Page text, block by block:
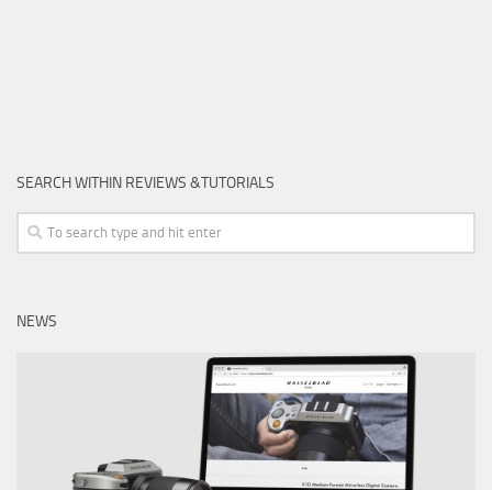
SEARCH WITHIN REVIEWS &TUTORIALS
NEWS